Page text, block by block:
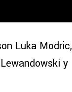
Luka Modric,
y